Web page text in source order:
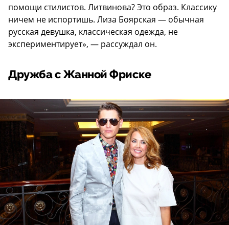
помощи стилистов. Литвинова? Это образ. Классику
ничем не испортишь. Лиза Боярская — обычная
русская девушка, классическая одежда, не
экспериментирует», — рассуждал он.
Дружба с Жанной Фриске